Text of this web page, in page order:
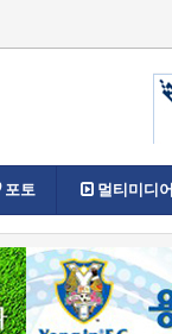
포토 멀티미디어